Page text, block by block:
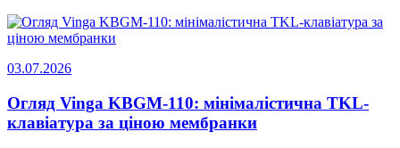
03.07.2026
Огляд Vinga KBGM-110: мінімалістична TKL-
клавіатура за ціною мембранки